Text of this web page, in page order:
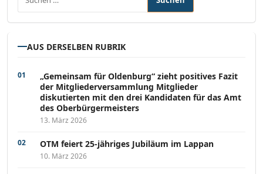
AUS DERSELBEN RUBRIK
„Gemeinsam für Oldenburg“ zieht positives Fazit
der Mitgliederversammlung Mitglieder
diskutierten mit den drei Kandidaten für das Amt
des Oberbürgermeisters
13. März 2026
OTM feiert 25-jähriges Jubiläum im Lappan
10. März 2026